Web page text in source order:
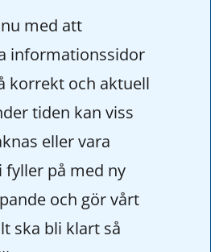
med att
informationssidor
korrekt och aktuell
tiden kan viss
eller vara
fyller på med ny
och gör vårt
ska bli klart så